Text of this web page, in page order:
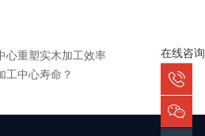
心重塑实木加工效率
工中心寿命？
在线咨询